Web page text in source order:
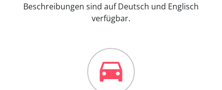
Beschreibungen sind auf Deutsch und Englisch
verfügbar.